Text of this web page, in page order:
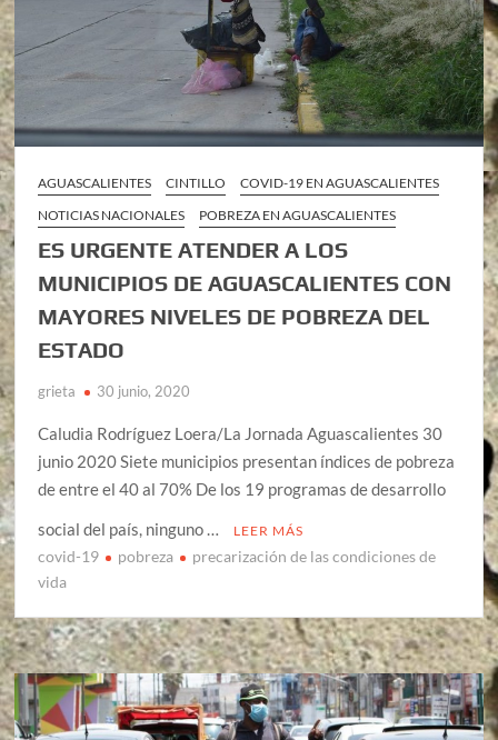
AGUASCALIENTES CINTILLO
COVID-19 EN AGUASCALIENTES
NOTICIAS NACIONALES
POBREZA EN AGUASCALIENTES
ES URGENTE ATENDER A LOS
MUNICIPIOS DE AGUASCALIENTES CON
MAYORES NIVELES DE POBREZA DEL
ESTADO
grieta 30 junio, 2020
Caludia Rodríguez Loera/La Jornada Aguascalientes 30
junio 2020 Siete municipios presentan índices de pobreza
de entre el 40 al 70% De los 19 programas de desarrollo
social del país, ninguno …
LEER MÁS
covid-19 pobreza
precarización de las condiciones de
vida